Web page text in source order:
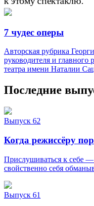
7 чудес оперы
Авторская рубрика
руководителя и главного
театра имени Наталии
Последние
Выпуск 62
Когда режиссёру
Прислушиваться к себе
свойственно себя
Выпуск 61